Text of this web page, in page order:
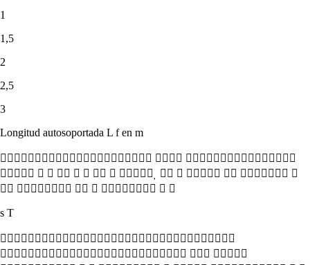
1
1,5
2
2,5
3
Longitud autosoportada L f en m
  
              
      
s T

  